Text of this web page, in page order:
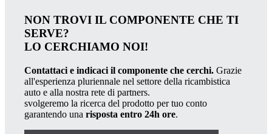
NON TROVI IL COMPONENTE CHE TI
SERVE?
LO CERCHIAMO NOI!
Contattaci e indicaci il componente che cerchi. Grazie
all'esperienza pluriennale nel settore della ricambistica
auto e alla nostra rete di partners.
svolgeremo la ricerca del prodotto per tuo conto
garantendo una risposta entro 24h ore.